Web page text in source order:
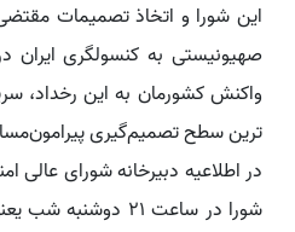
این شورا و اتخاذ تصمیمات
صهیونیستی به کنسولگری
واکنش کشورمان به این رخداد،
ترین سطح تصمیم‌گیری
در اطلاعیه دبیرخانه شورای